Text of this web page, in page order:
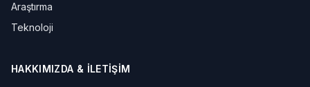
Araştırma
Teknoloji
HAKKIMIZDA & İLETIŞIM